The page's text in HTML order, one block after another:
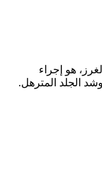
هو إجراء
الجلد المترهل.